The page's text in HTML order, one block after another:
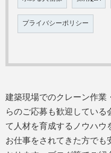
プライバシーポリシー
建築現場でのクレーン作
らのご応募も歓迎してい
て人材を育成するノウハ
お仕事をされてきた方で